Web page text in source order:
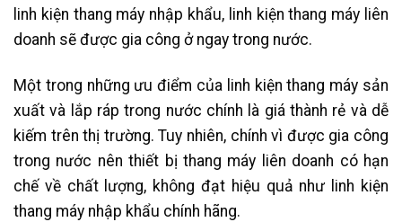
linh kiện thang máy nhập khẩu, linh kiện thang máy liên
doanh sẽ được gia công ở ngay trong nước.
Một trong những ưu điểm của linh kiện thang máy sản
xuất và lắp ráp trong nước chính là giá thành rẻ và dễ
kiếm trên thị trường. Tuy nhiên, chính vì được gia công
trong nước nên thiết bị thang máy liên doanh có hạn
chế về chất lượng, không đạt hiệu quả như linh kiện
thang máy nhập khẩu chính hãng.